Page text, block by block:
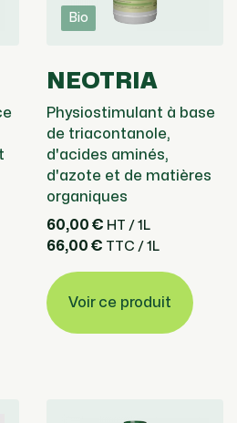
Bio
NEOTRIA
Physiostimulant à base
de triacontanole,
d'acides aminés,
d'azote et de matières
organiques
60,00 € HT / 1L
66,00 € TTC / 1L
Voir ce produit